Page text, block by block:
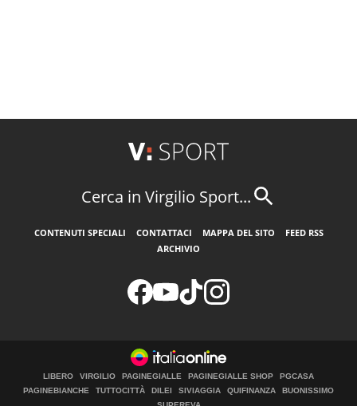
Cerca in Virgilio Sport...
CONTENUTI SPECIALI CONTATTACI MAPPA DEL SITO
FEED RSS
ARCHIVIO
LIBERO VIRGILIO PAGINEGIALLE PAGINEGIALLE SHOP
PGCASA
PAGINEBIANCHE
TUTTOCITTÀ DILEI SIVIAGGIA QUIFINANZA
BUONISSIMO